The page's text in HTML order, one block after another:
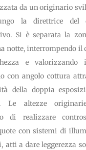
da un originario
la direttrice del
Si è separata la
notte, interrompendo il
e valorizzando
con angolo cottura
della doppia
Le altezze
di realizzare
con sistemi di
atti a dare leggerezza